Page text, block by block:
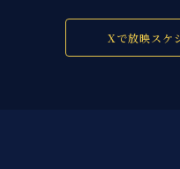
Xで放映スケ